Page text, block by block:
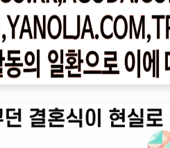
ㅣ
인
기
상
더
미